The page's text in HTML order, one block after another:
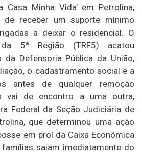
Casa Minha Vida’ em Petrolina,
de receber um suporte mínimo
a deixar o residencial. O
da 5ª Região (TRF5) acatou
da Defensoria Pública da União,
o cadastramento social e a
antes de qualquer remoção
vai de encontro a uma outra,
Federal da Seção Judiciária de
que determinou uma ação
em prol da Caixa Econômica
famílias saiam imediatamente do